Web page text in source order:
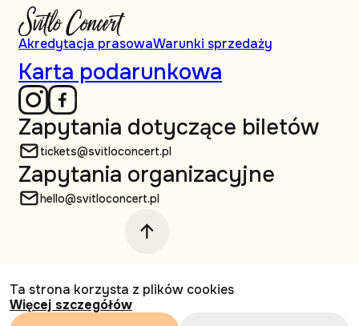
Akredytacja prasowaWarunki sprzedaży
Karta podarunkowa
Zapytania dotyczące biletów
tickets@svitloconcert.pl
Zapytania organizacyjne
hello@svitloconcert.pl
© Svitlo Сoncert, 2026 Wszelkie prawa
zastrzeżone
Projektowanie i tworzenie
Ta strona korzysta z plików cookies
Więcej szczegółów